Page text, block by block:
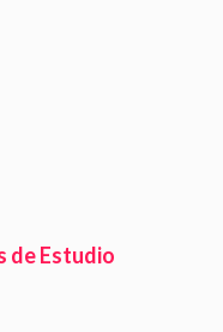
de Estudio